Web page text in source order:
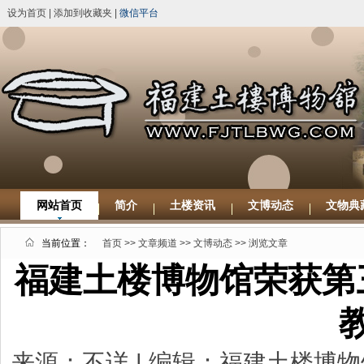
设为首页 添加到收藏夹 微信平台
网站首页 简介 土楼资讯 文博动态 文物典
当前位置： 首页 >> 文章频道 >> 文博动态 >> 浏览文章
福建土楼博物馆荣获